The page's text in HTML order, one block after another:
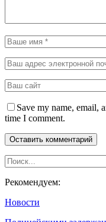
Save my name, email,
time I comment.
Рекомендуем:
Новости